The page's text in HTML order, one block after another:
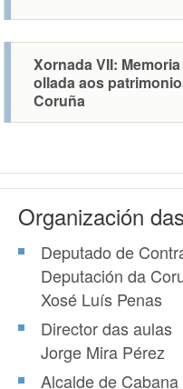
Xornada VII:
ollada aos
Coruña
Organización
Deputado de
Deputación da
Xosé Luís Penas
Director das aulas
Jorge Mira Pérez
Alcalde de